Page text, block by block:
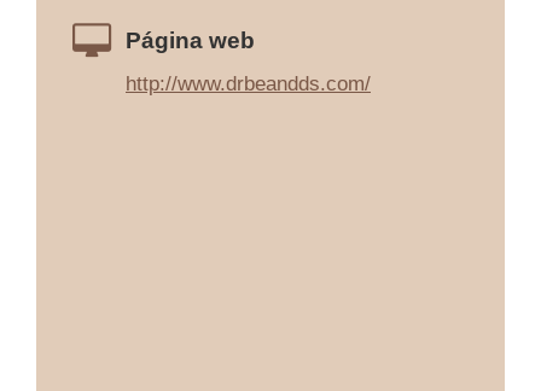
Página web
http://www.drbeandds.com/